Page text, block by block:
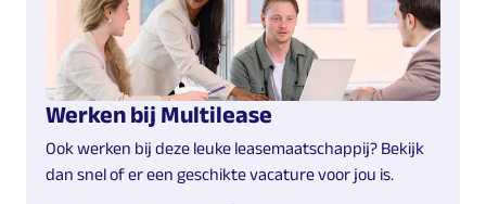
Werken bij Multilease
Ook werken bij deze leuke leasemaatschappij? Bekijk
dan snel of er een geschikte vacature voor jou is.